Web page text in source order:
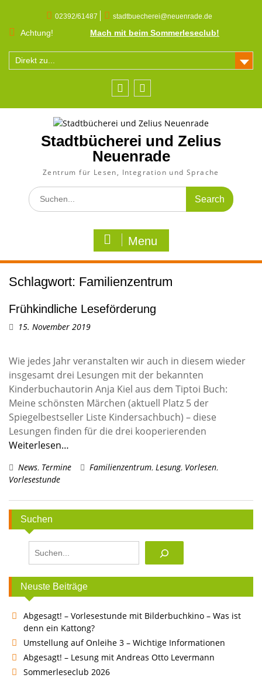
content
02392/61487 stadtbuecherei@neuenrade.de
Achtung! Mach mit beim Sommerleseclub!
Direkt zu...
Stadtbücherei und Zelius
Neuenrade
Zentrum für Lesen, Integration und Sprache
Search
for:
Menu
Schlagwort: Familienzentrum
Frühkindliche Leseförderung
15. November 2019
Wie jedes Jahr veranstalten wir auch in diesem wieder
insgesamt drei Lesungen mit der bekannten
Kinderbuchautorin Anja Kiel aus dem Tiptoi Buch:
Meine schönsten Märchen (aktuell Platz 5 der
Spiegelbestseller Liste Kindersachbuch) – diese
Lesungen finden für die drei kooperierenden
Weiterlesen…
News, Termine Familienzentrum, Lesung, Vorlesen,
Vorlesestunde
Suchen
Neuste Beiträge
Abgesagt! – Vorlesestunde mit Bilderbuchkino – Was ist
denn ein Kattong?
Umstellung auf Onleihe 3 – Wichtige Informationen
Abgesagt! – Lesung mit Andreas Otto Levermann
Sommerleseclub 2026